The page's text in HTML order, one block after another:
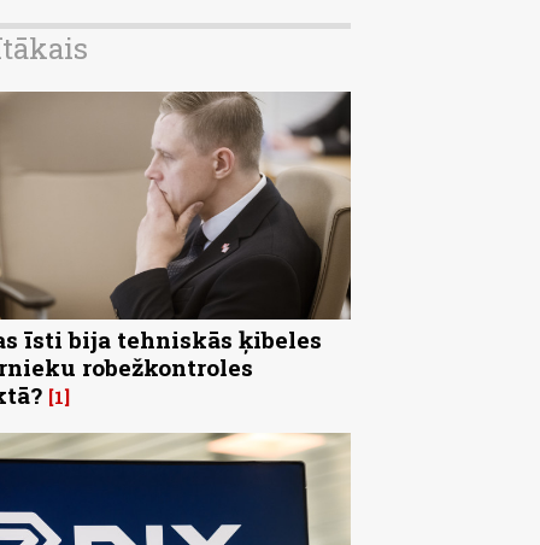
īsti bija tehniskās ķibeles
robežkontroles
1